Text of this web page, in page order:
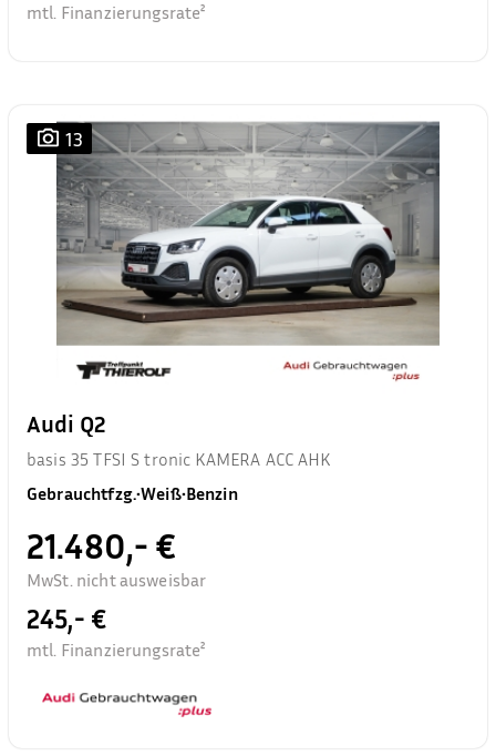
mtl. Finanzierungsrate²
13
Audi Q2
basis 35 TFSI S tronic KAMERA ACC AHK
Gebrauchtfzg.•Weiß•Benzin
21.480,- €
MwSt. nicht ausweisbar
245,- €
mtl. Finanzierungsrate²